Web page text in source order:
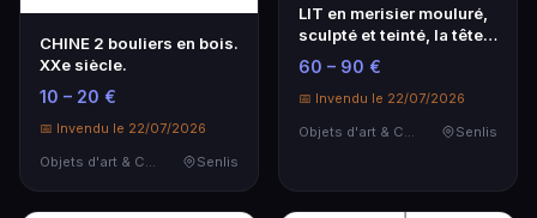
CHINE 2 bouliers en bois.
XXe siècle.
10 – 20 €
📅 Invendu le 22/07/2026
Objets d'art & Curiosités
Senlis
LIT en merisier mouluré,
sculpté et teinté, la tête
et le pi…
60 – 90 €
📅 Invendu le 22/07/2026
Senlis